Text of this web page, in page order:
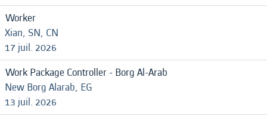
Worker
Xian, SN, CN
17 juil. 2026
Work Package Controller - Borg Al-Arab
New Borg Alarab, EG
13 juil. 2026